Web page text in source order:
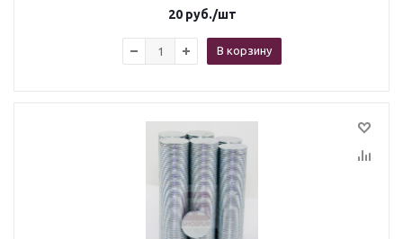
20руб./шт
В корзину